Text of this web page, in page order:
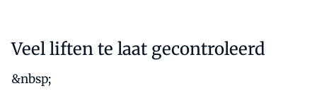
Veel liften te laat gecontroleerd
&nbsp;